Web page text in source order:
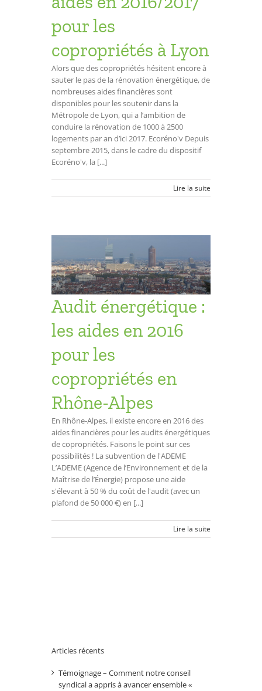
pour les
copropriétés à Lyon
Alors que des copropriétés hésitent encore à
sauter le pas de la rénovation énergétique, de
nombreuses aides financières sont
disponibles pour les soutenir dans la
Métropole de Lyon, qui a l’ambition de
conduire la rénovation de 1000 à 2500
logements par an d’ici 2017. Ecoréno'v Depuis
septembre 2015, dans le cadre du dispositif
Ecoréno'v, la [...]
Lire la suite
Audit énergétique :
les aides en 2016
pour les
copropriétés en
Rhône-Alpes
En Rhône-Alpes, il existe encore en 2016 des
aides financières pour les audits énergétiques
de copropriétés. Faisons le point sur ces
possibilités ! La subvention de l'ADEME
L’ADEME (Agence de l’Environnement et de la
Maîtrise de l’Énergie) propose une aide
s'élevant à 50 % du coût de l'audit (avec un
plafond de 50 000 €) en [...]
Lire la suite
Articles récents
Témoignage – Comment notre conseil
syndical a appris à avancer ensemble «